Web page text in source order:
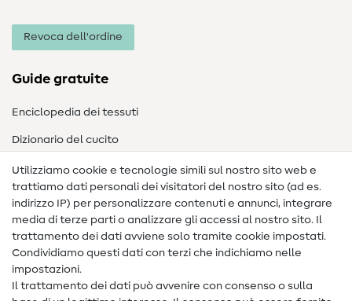
Revoca dell'ordine
Guide gratuite
Enciclopedia dei tessuti
Dizionario del cucito
Nähanleitungen
Assistenza e contatto
Contatto
Informazioni sul nuovo proprietario
FAQ
Utilizziamo cookie e tecnologie simili sul nostro sito web e
trattiamo dati personali dei visitatori del nostro sito (ad es.
indirizzo IP) per personalizzare contenuti e annunci, integrare
media di terze parti o analizzare gli accessi al nostro sito. Il
trattamento dei dati avviene solo tramite cookie impostati.
Condividiamo questi dati con terzi che indichiamo nelle
impostazioni.
Il trattamento dei dati può avvenire con consenso o sulla